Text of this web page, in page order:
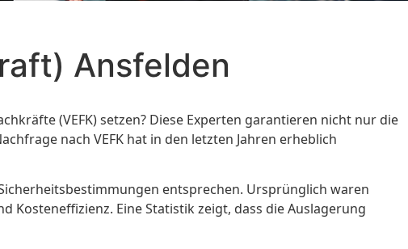
Ansfelden
(VEFK) setzen? Diese Experten garantieren nicht nur die
nach VEFK hat in den letzten Jahren erheblich
entsprechen. Ursprünglich waren
Eine Statistik zeigt, dass die Auslagerung